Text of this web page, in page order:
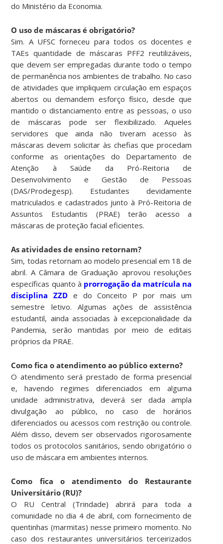
do Ministério da Economia.
O uso de máscaras é obrigatório?
Sim. A UFSC forneceu para todos os docentes e
TAEs quantidade de máscaras PFF2 reutilizáveis,
que devem ser empregadas durante todo o tempo
de permanência nos ambientes de trabalho. No caso
de atividades que impliquem circulação em espaços
abertos ou demandem esforço físico, desde que
mantido o distanciamento entre as pessoas, o uso
de máscaras pode ser flexibilizado. Aqueles
servidores que ainda não tiveram acesso às
máscaras devem solicitar às chefias que procedam
conforme as orientações do Departamento de
Atenção à Saúde da Pró-Reitoria de
Desenvolvimento e Gestão de Pessoas
(DAS/Prodegesp). Estudantes devidamente
matriculados e cadastrados junto à Pró-Reitoria de
Assuntos Estudantis (PRAE) terão acesso a
máscaras de proteção facial eficientes.
As atividades de ensino retornam?
Sim, todas retornam ao modelo presencial em 18 de
abril. A Câmara de Graduação aprovou resoluções
específicas quanto à prorrogação da matrícula na
disciplina ZZD e do Conceito P por mais um
semestre letivo. Algumas ações de assistência
estudantil, ainda associadas à excepcionalidade da
Pandemia, serão mantidas por meio de editais
próprios da PRAE.
Como fica o atendimento ao público externo?
O atendimento será prestado de forma presencial
e, havendo regimes diferenciados em alguma
unidade administrativa, deverá ser dada ampla
divulgação ao público, no caso de horários
diferenciados ou acessos com restrição ou controle.
Além disso, devem ser observados rigorosamente
todos os protocolos sanitários, sendo obrigatório o
uso de máscara em ambientes internos.
Como fica o atendimento do Restaurante
Universitário (RU)?
O RU Central (Trindade) abrirá para toda a
comunidade no dia 4 de abril, com fornecimento de
quentinhas (marmitas) nesse primeiro momento. No
caso dos restaurantes universitários terceirizados